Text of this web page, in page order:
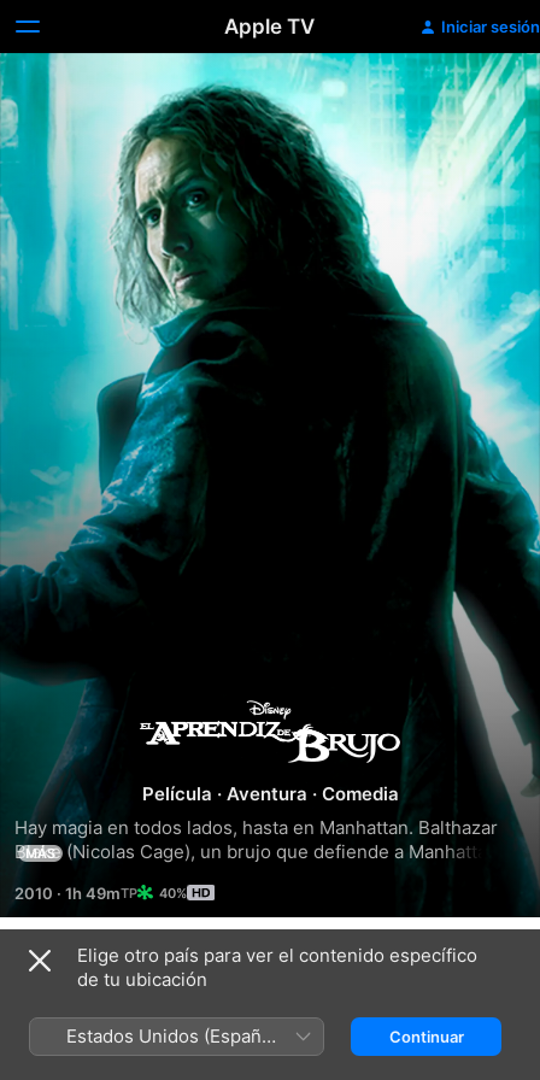
Apple TV Iniciar sesión
El
aprendiz
de
brujo
Película · Aventura · Comedia
Hay magia en todos lados, hasta en Manhattan. Balthazar
Blake (Nicolas Cage), un brujo que defiende a Manhattan de
de la magia al estudiante de física Dave Stutler para
convertirlo en aprendiz de brujo, luego de que este
muestra su potencial. Dave no se imagina que con magia
podría derrotar a un brujo malvado… y quedarse con la
MÁS
2010 · 1h 49m 40%
Títulos relacionados
príncipe
Jackson
y
Jackson
Y
Elige otro país para ver el contenido específico
de tu ubicación
Estados Unidos (Español
México)
Continuar